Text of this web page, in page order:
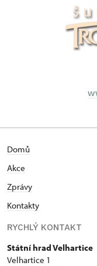
Domů
Akce
Zprávy
Kontakty
RYCHLÝ KONTAKT
Státní hrad Velhartice
Velhartice 1